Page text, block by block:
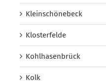
Kleinschönebeck
Klosterfelde
Kohlhasenbrück
Kolk